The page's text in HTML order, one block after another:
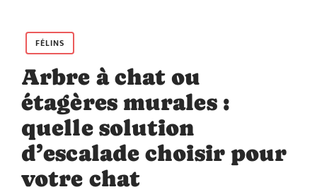
FÉLINS
Arbre à chat ou
étagères murales :
quelle solution
d’escalade choisir pour
votre chat